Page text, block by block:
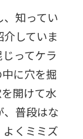
知ってい
していま
ってケラ
に穴を掘
開けて水
、普段はな
くミミズ